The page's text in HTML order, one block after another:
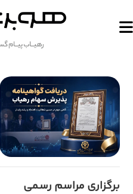
برگزاری مراسم رسمی